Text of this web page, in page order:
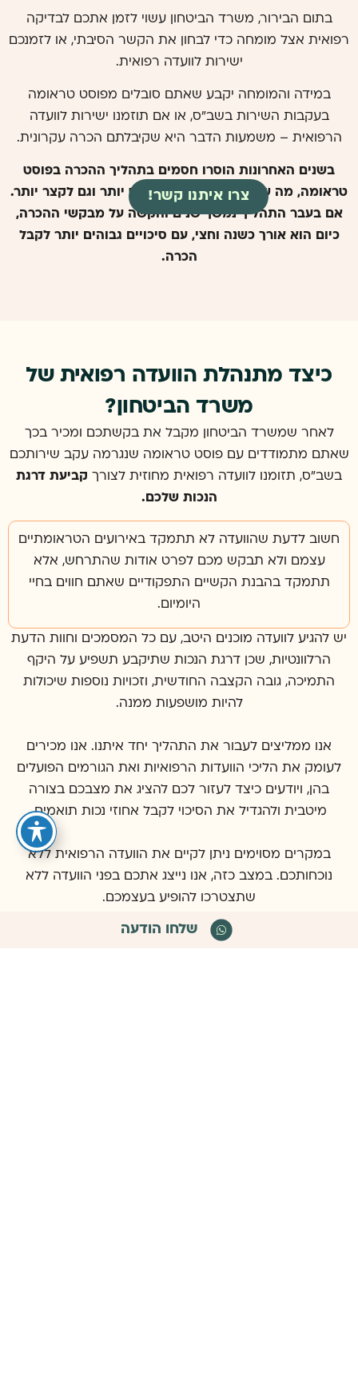
צרו איתנו קשר!
בתום הבירור, משרד הביטחון עשוי לזמן אתכם לבדיקה
רפואית אצל מומחה כדי לבחון את הקשר הסיבתי, או לזמנכם
ישירות לוועדה רפואית.
במידה והמומחה יקבע שאתם סובלים מפוסט טראומה
בעקבות השירות בשב"ס, או אם תוזמנו ישירות לוועדה
הרפואית – משמעות הדבר היא שקיבלתם הכרה עקרונית.
בשנים האחרונות הוסרו חסמים בתהליך ההכרה בפוסט
טראומה, מה שהפך את התהליך לנגיש יותר וגם לקצר יותר.
אם בעבר התהליך נמשך שנים והקשה על מבקשי ההכרה,
כיום הוא אורך כשנה וחצי, עם סיכויים גבוהים יותר לקבל
הכרה.
כיצד מתנהלת הוועדה רפואית של
משרד הביטחון?
לאחר שמשרד הביטחון מקבל את בקשתכם ומכיר בכך
שאתם מתמודדים עם פוסט טראומה שנגרמה עקב שירותכם
בשב"ס, תזומנו לוועדה רפואית מחוזית לצורך קביעת דרגת
הנכות שלכם.
חשוב לדעת שהוועדה לא תתמקד באירועים הטראומתיים
עצמם ולא תבקש מכם לפרט אודות שהתרחש, אלא
תתמקד בהבנת הקשיים התפקודיים שאתם חווים בחיי
היומיום.
יש להגיע לוועדה מוכנים היטב, עם כל המסמכים וחוות הדעת
הרלוונטיות, שכן דרגת הנכות שתיקבע תשפיע על היקף
התמיכה, גובה הקצבה החודשית, וזכויות נוספות שיכולות
להיות מושפעות ממנה.
אנו ממליצים לעבור את התהליך יחד איתנו. אנו מכירים
לעומק את הליכי הוועדות הרפואיות ואת הגורמים הפועלים
בהן, ויודעים כיצד לעזור לכם להציג את מצבכם בצורה
מיטבית ולהגדיל את הסיכוי לקבל אחוזי נכות תואמים.
במקרים מסוימים ניתן לקיים את הוועדה הרפואית ללא
נוכחותכם. במצב כזה, אנו נייצג אתכם בפני הוועדה ללא
שתצטרכו להופיע בעצמכם.
נשמח לעמוד לרשותכם ולסייע בתהליך.
שלחו הודעה